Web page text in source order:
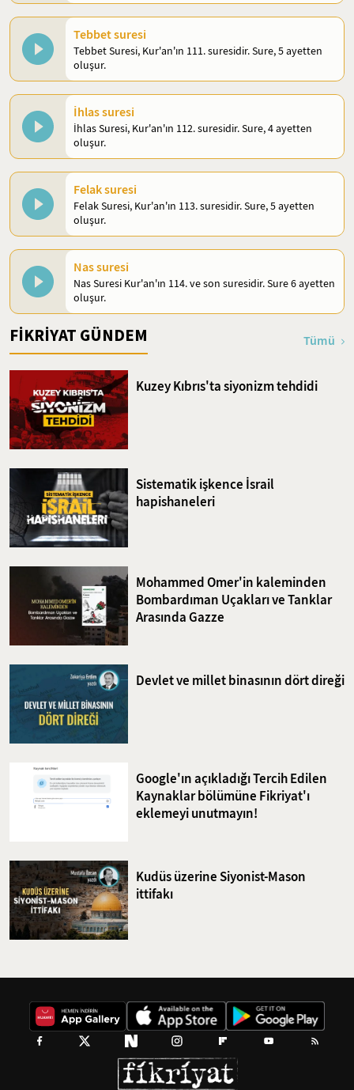
Tebbet suresi
Tebbet Suresi, Kur'an'ın 111. suresidir. Sure, 5 ayetten
oluşur.
İhlas suresi
İhlas Suresi, Kur'an'ın 112. suresidir. Sure, 4 ayetten
oluşur.
Felak suresi
Felak Suresi, Kur'an'ın 113. suresidir. Sure, 5 ayetten
oluşur.
Nas suresi
Nas Suresi Kur'an'ın 114. ve son suresidir. Sure 6 ayetten
oluşur.
FİKRİYAT GÜNDEM Tümü
Kuzey Kıbrıs'ta siyonizm tehdidi
Sistematik işkence İsrail
hapishaneleri
Mohammed Omer'in kaleminden
Bombardıman Uçakları ve Tanklar
Arasında Gazze
Devlet ve millet binasının dört direği
Google'ın açıkladığı Tercih Edilen
Kaynaklar bölümüne Fikriyat'ı
eklemeyi unutmayın!
Kudüs üzerine Siyonist-Mason
ittifakı